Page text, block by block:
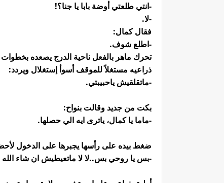
-انتي طلعتي أوضة بابا يا جنا؟!
-لا.
فقال كمال:
-اطلع شوف.
تحرك ماهر بالفعل ناحية الدرج يصعده
ذراعيه مستغلاً للموقف أسوأ إستغلال ويردد:
-ماتقلقيش ياحبيبتي.
بكت من جديد وقالت بنواح:
-ماما يا كمال، ياترى ايه الي حصلها.
ضغط بيده على رأسها يجبرها على الدخول
-بس يا روحي بس..لا لا ماتعيطيش ان شاء الله